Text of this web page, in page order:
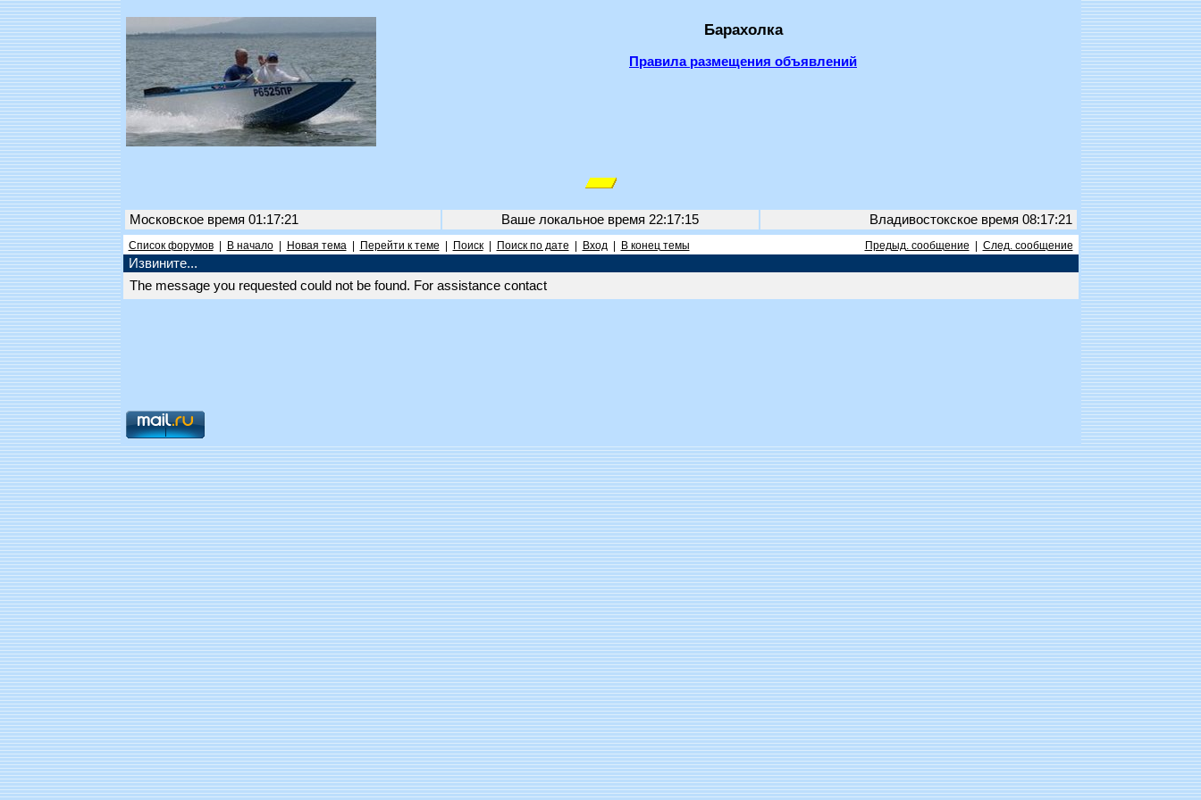
Барахолка
Правила размещения объявлений
Московское время 01:17:21 Ваше локальное время 22:17:15 Владивостокское время 08:17:21
Список форумов| В начало| Новая тема| Перейти к теме Поиск| Поиск по дате Вход| В конец темы Предыд. сообщение След. сообщение
Извините...
The message you requested could not be found. For assistance contact